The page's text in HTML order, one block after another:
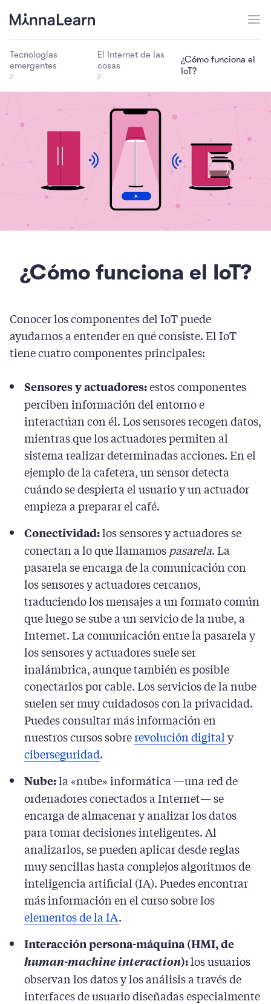
Tecnologías
emergentes
El Internet de las
cosas
¿Cómo funciona el
IoT?
¿Cómo funciona el IoT?
Conocer los componentes del IoT puede
ayudarnos a entender en qué consiste. El IoT
tiene cuatro componentes principales:
Sensores y actuadores:estos componentes
perciben información del entorno e
interactúan con él. Los sensores recogen datos,
mientras que los actuadores permiten al
sistema realizar determinadas acciones. En el
ejemplo de la cafetera, un sensor detecta
cuándo se despierta el usuario y un actuador
empieza a preparar el café.
Conectividad:los sensores y actuadores se
conectan a lo que llamamos pasarela. La
pasarela se encarga de la comunicación con
los sensores y actuadores cercanos,
traduciendo los mensajes a un formato común
que luego se sube a un servicio de la nube, a
Internet. La comunicación entre la pasarela y
los sensores y actuadores suele ser
inalámbrica, aunque también es posible
conectarlos por cable. Los servicios de la nube
suelen ser muy cuidadosos con la privacidad.
Puedes consultar más información en
nuestros cursos sobrerevolución digitaly
ciberseguridad.
Nube:la «nube» informática —una red de
ordenadores conectados a Internet— se
encarga de almacenar y analizar los datos
para tomar decisiones inteligentes. Al
analizarlos, se pueden aplicar desde reglas
muy sencillas hasta complejos algoritmos de
inteligencia artificial (IA). Puedes encontrar
más información en el curso sobre los
elementos de la IA.
Interacción persona-máquina (HMI, de
human-machine interaction):los usuarios
observan los datos y los análisis a través de
interfaces de usuario diseñadas especialmente